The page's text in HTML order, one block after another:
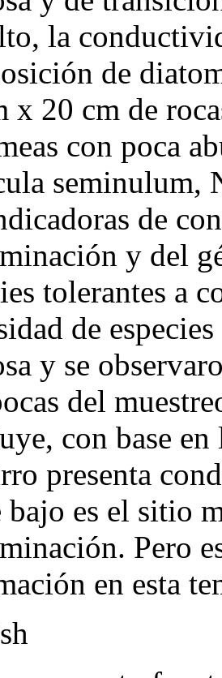
la
de
x 20 cm de
con poca
seminulum,
de
y del
tolerantes a
de
y se
del
con base en
presenta
bajo es el sitio
Pero
en esta